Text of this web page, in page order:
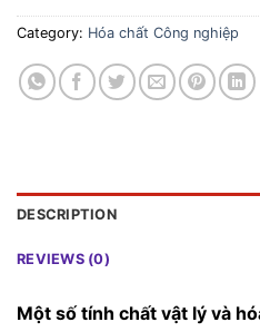
Category: Hóa chất Công nghiệp
DESCRIPTION
REVIEWS (0)
Một số tính chất vật lý và